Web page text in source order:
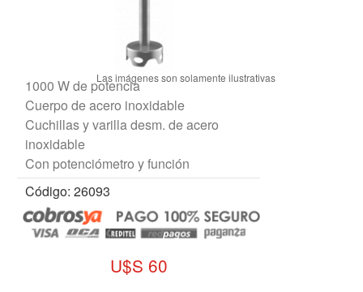
1000 W de potencia
Cuerpo de acero inoxidable
Cuchillas y varilla desm. de acero
inoxidable
Con potenciómetro y función
Código: 26093
U$S 60